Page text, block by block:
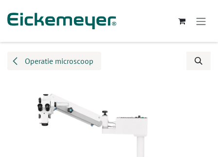
Operatie microscoop